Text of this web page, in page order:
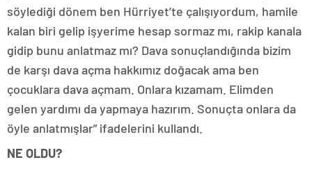
söylediği dönem ben Hürriyet’te çalışıyordum, hamile
kalan biri gelip işyerime hesap sormaz mı, rakip kanala
gidip bunu anlatmaz mı? Dava sonuçlandığında bizim
de karşı dava açma hakkımız doğacak ama ben
çocuklara dava açmam. Onlara kızamam. Elimden
gelen yardımı da yapmaya hazırım. Sonuçta onlara da
öyle anlatmışlar” ifadelerini kullandı.
NE OLDU?